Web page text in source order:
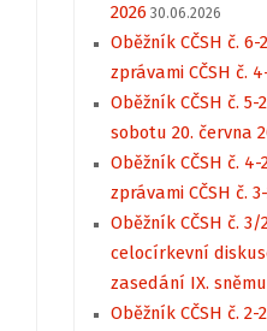
2026 30.06.2026
Oběžník CČSH č.
zprávami CČSH č.
Oběžník CČSH č.
sobotu 20. června
Oběžník CČSH č.
zprávami CČSH č.
Oběžník CČSH č.
celocírkevní
zasedání IX. sněmu
Oběžník CČSH č.